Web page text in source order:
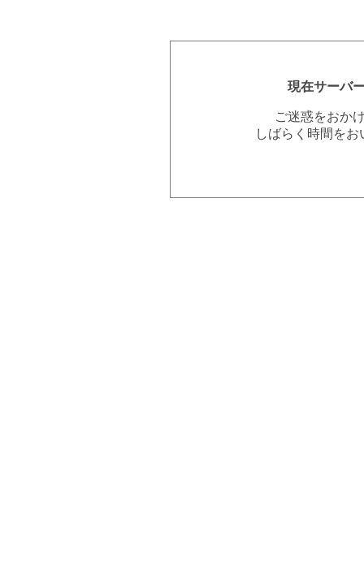
現在サーバ
ご迷惑をおか
しばらく時間を